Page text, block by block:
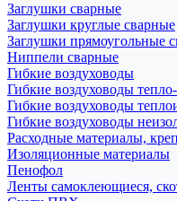
Заглушки сварные
Заглушки круглые сварные
Заглушки прямоугольные
Ниппели сварные
Гибкие воздуховоды
Гибкие воздуховоды
Гибкие воздуховоды
Гибкие воздуховоды
Расходные материалы,
Изоляционные материалы
Пенофол
Ленты самоклеющиеся,